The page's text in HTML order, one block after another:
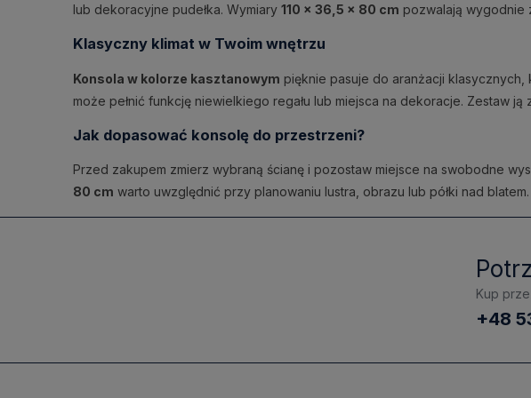
lub dekoracyjne pudełka. Wymiary 110 × 36,5 × 80 cm pozwalają wygodnie
Klasyczny klimat w Twoim wnętrzu
Konsola w kolorze kasztanowym pięknie pasuje do aranżacji
może pełnić funkcję niewielkiego regału lub miejsca na dekoracje. Zestaw
Jak dopasować konsolę do przestrzeni?
Przed zakupem zmierz wybraną ścianę i pozostaw miejsce na swobodne
80 cm warto uwzględnić przy planowaniu lustra, obrazu lub półki nad blatem.
Kup
+48